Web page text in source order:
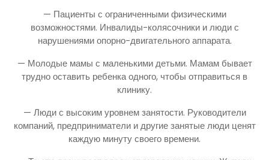
— Пациенты с ограниченными физическими
возможностями. Инвалиды-колясочники и люди с
нарушениями опорно-двигательного аппарата.
— Молодые мамы с маленькими детьми. Мамам бывает
трудно оставить ребенка одного, чтобы отправиться в
клинику.
— Люди с высоким уровнем занятости. Руководители
компаний, предприниматели и другие занятые люди ценят
каждую минуту своего времени.